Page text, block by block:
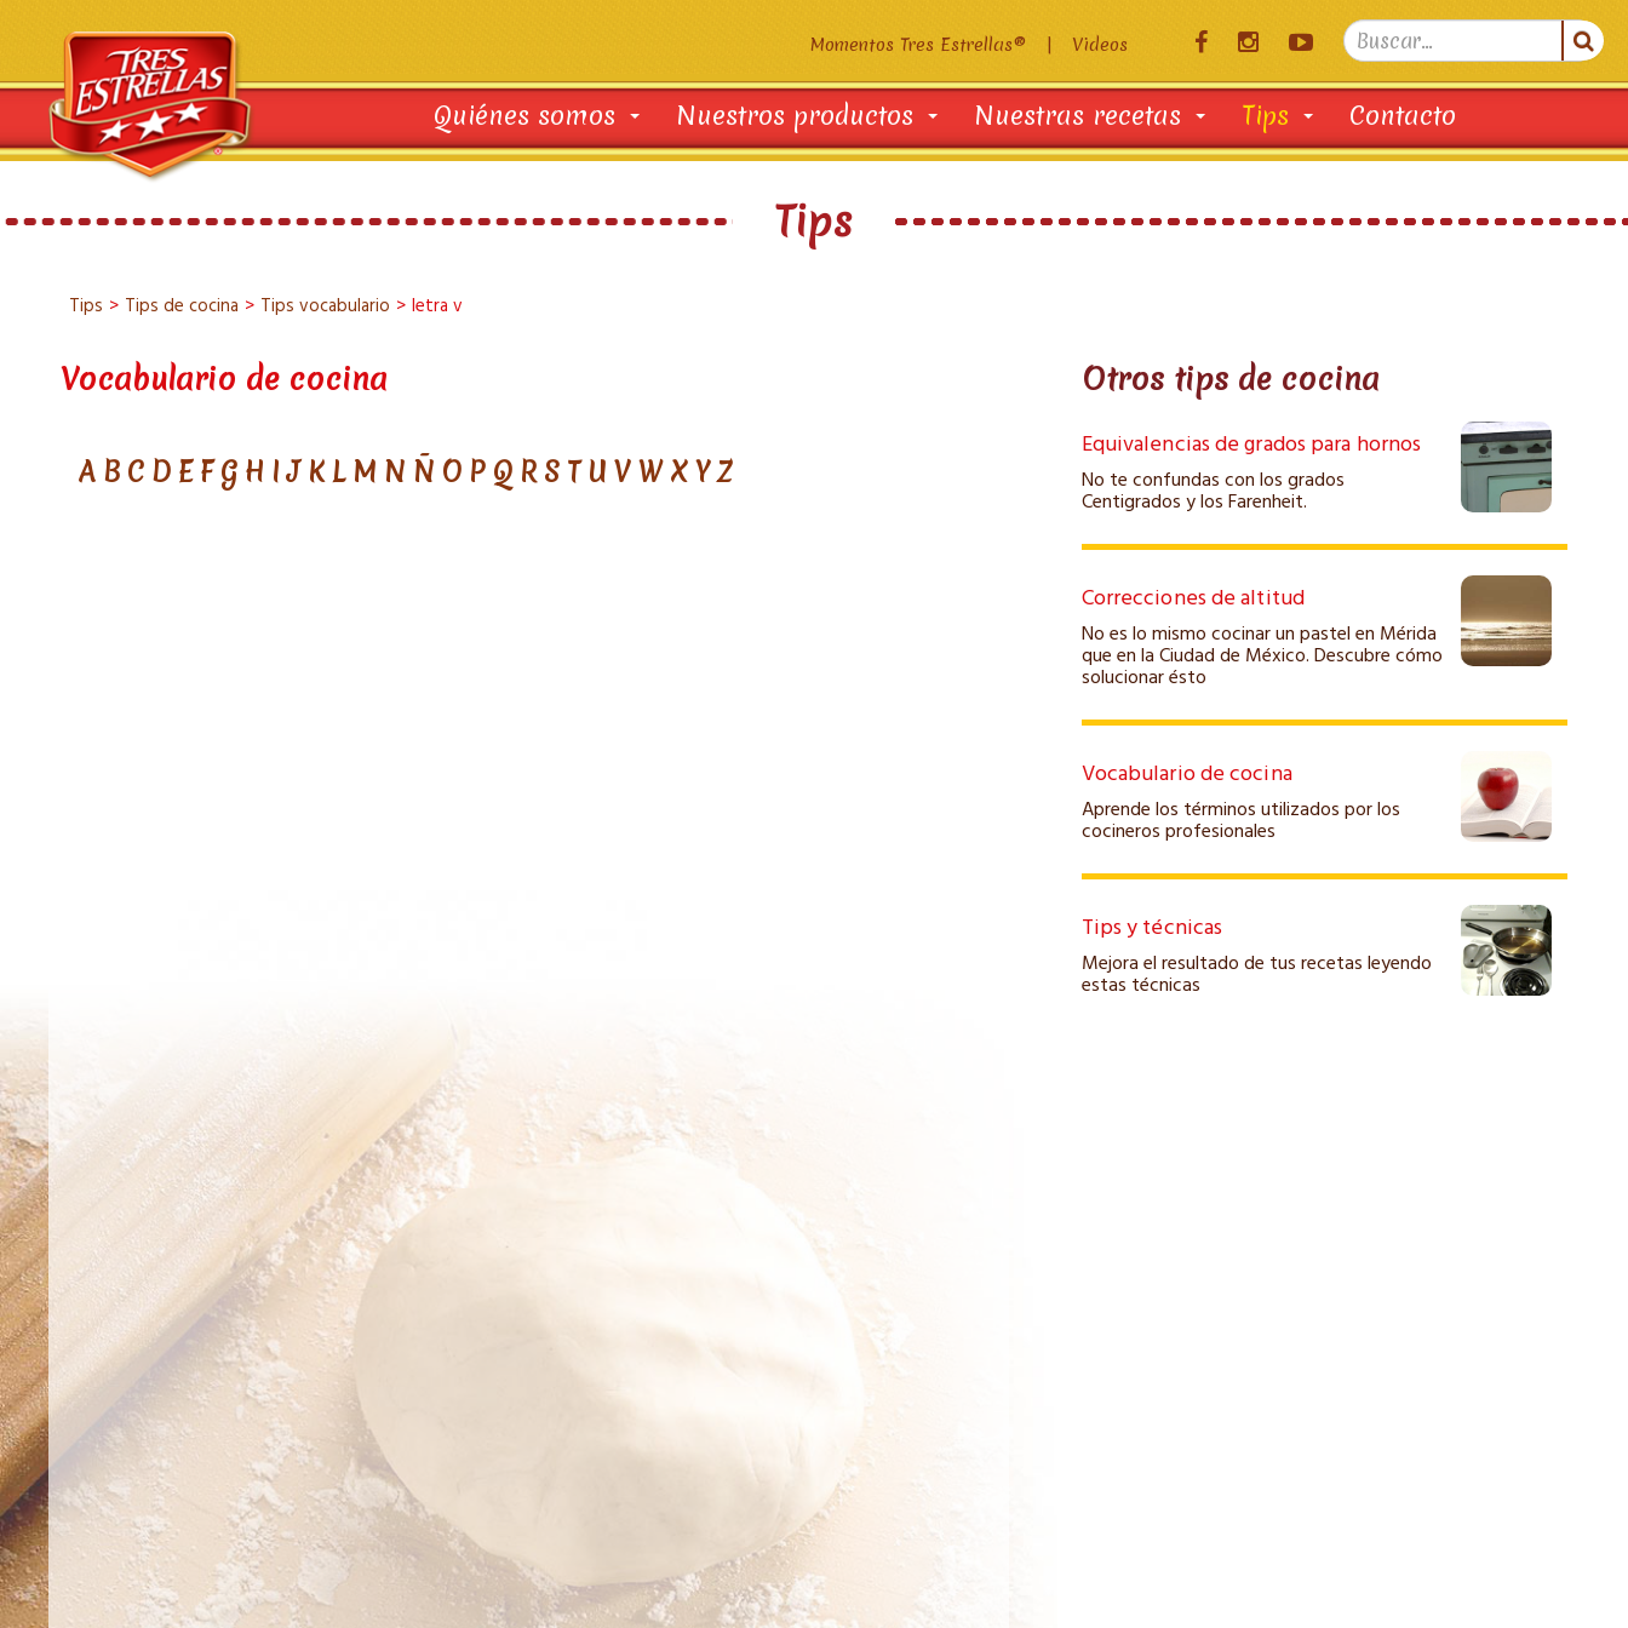
Momentos Tres Estrellas® | Videos
Search
...

Quiénes somos Nuestros productos Nuestras recetas Tips Contacto
Tips
Tips > Tips de cocina > Tips vocabulario > letra v
Vocabulario de cocina
A B C D E F G H I J K L M N Ñ O P Q R S T U V W X Y Z
Otros tips de cocina
Equivalencias de grados para hornos
No te confundas con los grados
Centigrados y los Farenheit.
Correcciones de altitud
No es lo mismo cocinar un pastel en Mérida
que en la Ciudad de México. Descubre cómo
solucionar ésto
Vocabulario de cocina
Aprende los términos utilizados por los
cocineros profesionales
Tips y técnicas
Mejora el resultado de tus recetas leyendo
estas técnicas